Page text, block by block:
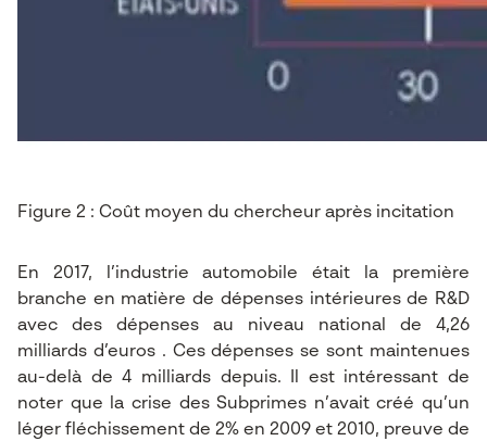
Figure 2 : Coût moyen du chercheur après incitation
En 2017, l’industrie automobile était la première
branche en matière de dépenses intérieures de R&D
avec des dépenses au niveau national de 4,26
milliards d’euros . Ces dépenses se sont maintenues
au-delà de 4 milliards depuis. Il est intéressant de
noter que la crise des Subprimes n’avait créé qu’un
léger fléchissement de 2% en 2009 et 2010, preuve de